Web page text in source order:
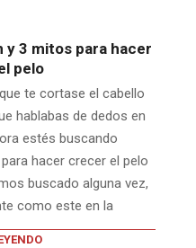
3 mitos para hacer
pelo
te cortase el cabello
hablabas de dedos en
estés buscando
hacer crecer el pelo
buscado alguna vez,
como este en la